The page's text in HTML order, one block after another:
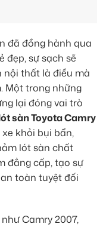
đã đồng hành qua
đẹp, sự sạch sẽ
nội thất là điều mà
Một trong những
lại đóng vai trò
sàn Toyota Camry
khỏi bụi bẩn,
lót sàn chất
đẳng cấp, tạo sự
toàn tuyệt đối
Camry 2007,